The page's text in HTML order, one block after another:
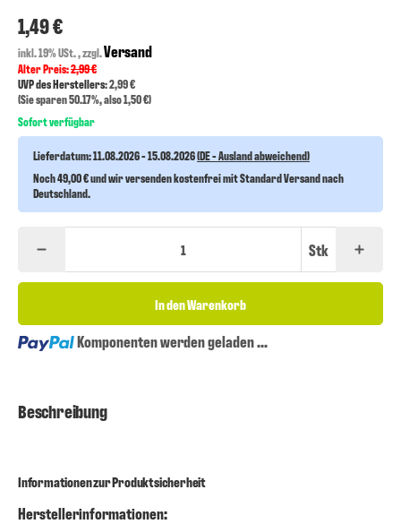
1,49 €
inkl. 19% USt. , zzgl.Versand
Alter Preis:2,99 €
UVP des Herstellers: 2,99 €
(Sie sparen50.17%, also1,50 €)
Sofort verfügbar
Lieferdatum:11.08.2026 - 15.08.2026(DE - Ausland abweichend)
Noch 49,00 € und wir versenden kostenfrei mit Standard Versand nach
Deutschland.
Stk
In den Warenkorb
Loading...Komponenten werden geladen ...
Beschreibung
Informationen zur Produktsicherheit
Herstellerinformationen: